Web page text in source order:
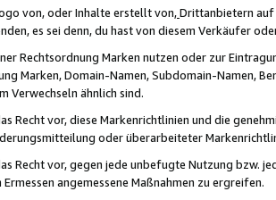
von, oder Inhalte erstellt von,Drittanbietern auf
es sei denn, du hast von diesem Verkäufer
Rechtsordnung Marken nutzen oder zur
Marken, Domain-Namen, Subdomain-Namen,
Verwechseln ähnlich sind.
Recht vor, diese Markenrichtlinien und die
oder überarbeiteter
Recht vor, gegen jede unbefugte Nutzung bzw.
angemessene Maßnahmen zu ergreifen.